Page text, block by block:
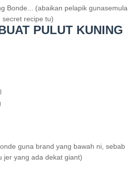
Bonde... (abaikan pelapik gunasemula
secret recipe tu)
PULUT KUNING
guna brand yang bawah ni, sebab
jer yang ada dekat giant)